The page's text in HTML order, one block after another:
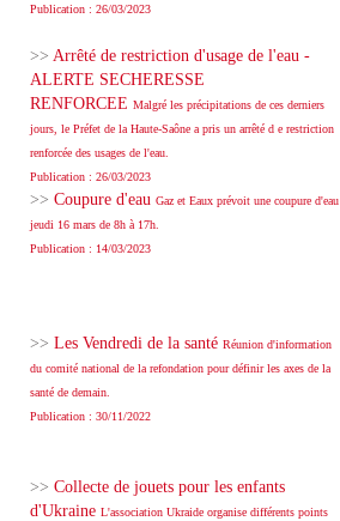
Publication : 26/03/2023
>> Arrêté de restriction d'usage de l'eau -
ALERTE SECHERESSE
RENFORCEE Malgré les précipitations de ces derniers
jours, le Préfet de la Haute-Saône a pris un arrêté d e restriction
renforcée des usages de l'eau.
Publication : 26/03/2023
>> Coupure d'eau Gaz et Eaux prévoit une coupure d'eau
jeudi 16 mars de 8h à 17h.
Publication : 14/03/2023
>> Les Vendredi de la santé Réunion d'information
du comité national de la refondation pour définir les axes de la
santé de demain.
Publication : 30/11/2022
>> Collecte de jouets pour les enfants
d'Ukraine L'association Ukraide organise différents points